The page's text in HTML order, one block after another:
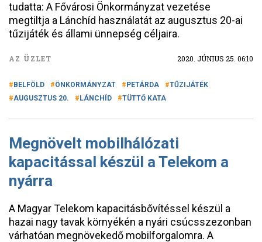
tudatta: A Fővárosi Önkormányzat vezetése
megtiltja a Lánchíd használatát az augusztus 20-ai
tűzijáték és állami ünnepség céljaira.
AZ ÜZLET 2020. JÚNIUS 25. 06:10
BELFÖLD ÖNKORMÁNYZAT PETÁRDA
TŰZIJÁTÉK
AUGUSZTUS 20.
LÁNCHÍD TÜTTŐ KATA
Megnövelt mobilhálózati
kapacitással készül a Telekom a
nyárra
A Magyar Telekom kapacitásbővítéssel készül a
hazai nagy tavak környékén a nyári csúcsszezonban
várhatóan megnövekedő mobilforgalomra. A